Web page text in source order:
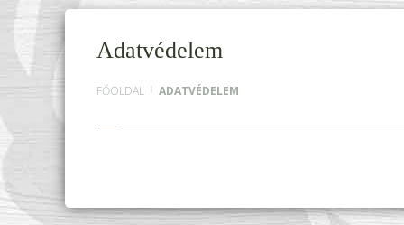
Adatvédelem
FŐOLDAL ADATVÉDELEM